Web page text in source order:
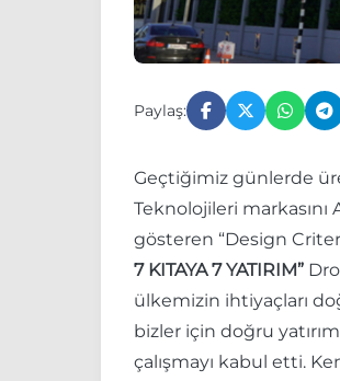
Paylaş:
Geçtiğimiz günlerde
Teknolojileri markasını
gösteren “Design
7 KITAYA 7 YATIRIM”
ülkemizin ihtiyaçları
bizler için doğru
çalışmayı kabul etti.